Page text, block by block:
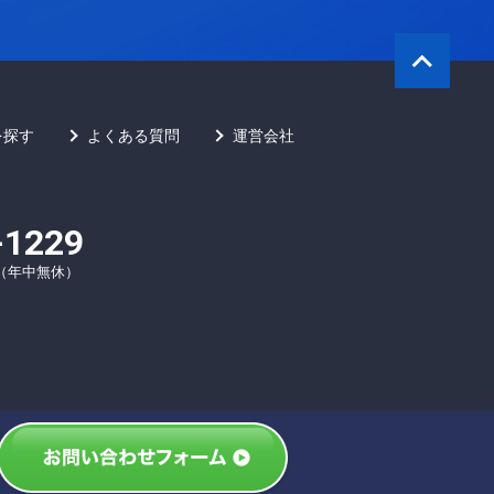
す よくある質問 運営会社
中無休）